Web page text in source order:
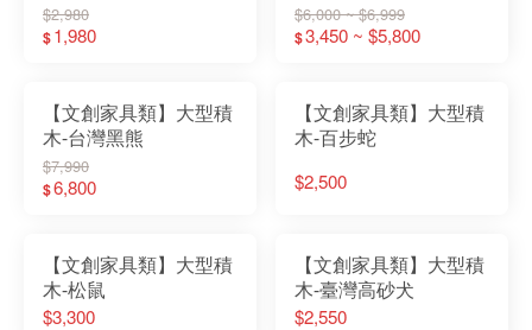
$2,980
$1,980
$6,000 ~ $6,999
$3,450 ~ $5,800
【文創家具類】大型積
木-台灣黑熊
$7,990
$6,800
【文創家具類】大型積
木-百步蛇
$2,500
【文創家具類】大型積
木-松鼠
$3,300
【文創家具類】大型積
木-臺灣高砂犬
$2,550